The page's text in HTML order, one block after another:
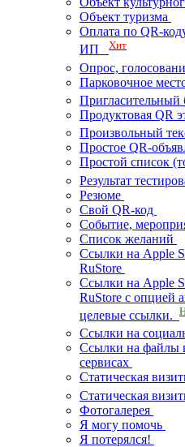
Объект туризма
Оплата по QR-
ИП Хит
Опрос,
Парковочное
Пригласительный
Продуктовая QR
Произвольный
Простое QR-
Простой список
Результат
Резюме
Свой QR-код
Событие,
Список желаний
Ссылки на Apple
RuStore
Ссылки на Apple
RuStore с опцией
целевые ссылки.
Ссылки на
Ссылки на файлы
сервисах
Статическая
Статическая
Фотогалерея
Я могу помочь
Я потерялся!